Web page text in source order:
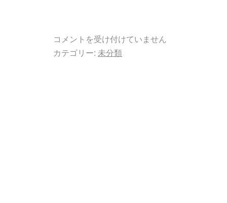
コメントを受け付けていません
カテゴリー: 未分類